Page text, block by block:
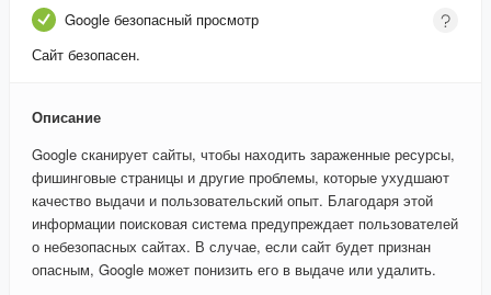
Google безопасный просмотр
Сайт безопасен.
Описание
Google сканирует сайты, чтобы находить зараженные ресурсы,
фишинговые страницы и другие проблемы, которые ухудшают
качество выдачи и пользовательский опыт. Благодаря этой
информации поисковая система предупреждает пользователей
о небезопасных сайтах. В случае, если сайт будет признан
опасным, Google может понизить его в выдаче или удалить.